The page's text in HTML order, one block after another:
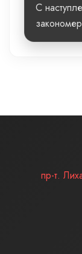
С
пр-т.